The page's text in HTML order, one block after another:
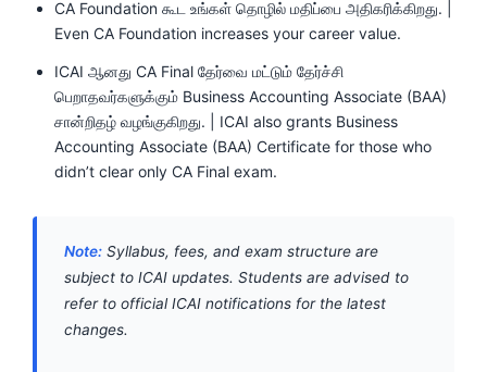
CA Foundation கூட உங்கள் தொழில் மதிப்பை அதிகரிக்கிறது. |
Even CA Foundation increases your career value.
ICAI ஆனது CA Final தேர்வை மட்டும் தேர்ச்சி
பெறாதவர்களுக்கும் Business Accounting Associate (BAA)
சான்றிதழ் வழங்குகிறது. | ICAI also grants Business
Accounting Associate (BAA) Certificate for those who
didn’t clear only CA Final exam.
Note: Syllabus, fees, and exam structure are
subject to ICAI updates. Students are advised to
refer to official ICAI notifications for the latest
changes.